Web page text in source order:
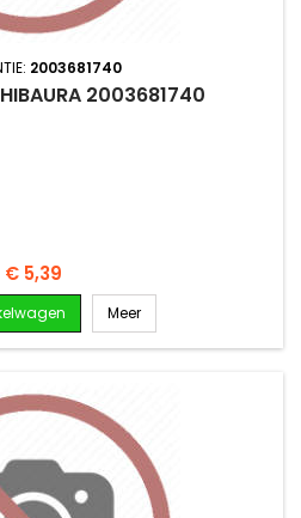
2003681740
2003681740
Prijs
€ 5,39
Meer